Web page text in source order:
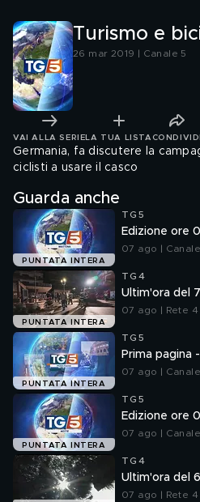
Turismo e
26 mar 2019 | Canale 5
VAI ALLA SERIE LA TUA LISTA CONDIVIDI
Germania, fa discutere la
ciclisti a usare il casco
Guarda anche
PUNTATA INTERA
TG5
Edizione ore
07 ago |
PUNTATA INTERA
TG4
Ultim'ora del
07 ago | Rete 4
PUNTATA INTERA
TG5
Prima pagina
07 ago |
PUNTATA INTERA
TG5
Edizione ore
07 ago |
TG4
Ultim'ora del
07 ago | Rete 4